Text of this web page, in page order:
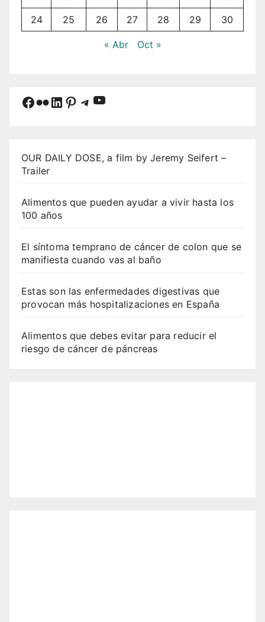
24
25 26 27 28 29 30
« Abr Oct »
Facebook
Flickr
LinkedIn
Pinterest
Telegram
YouTube
OUR DAILY DOSE, a film by Jeremy Seifert –
Trailer
Alimentos que pueden ayudar a vivir hasta los
100 años
El síntoma temprano de cáncer de colon que se
manifiesta cuando vas al baño
Estas son las enfermedades digestivas que
provocan más hospitalizaciones en España
Alimentos que debes evitar para reducir el
riesgo de cáncer de páncreas